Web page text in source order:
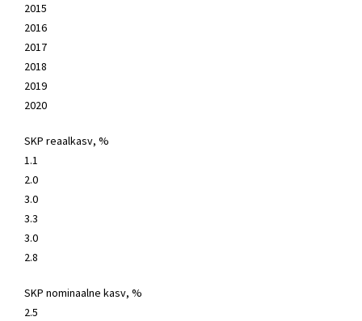
2015
2016
2017
2018
2019
2020
SKP reaalkasv, %
1.1
2.0
3.0
3.3
3.0
2.8
SKP nominaalne kasv, %
2.5